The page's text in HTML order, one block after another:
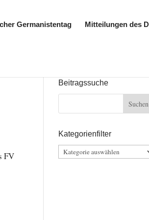
Germanistentag Mitteilungen des
FV
Beitragssuche
Kategorienfilter
Kategorienfilter